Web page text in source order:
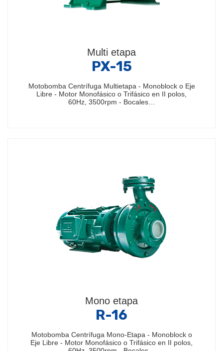
Multi etapa
PX-15
Motobomba Centrífuga Multietapa - Monoblock o Eje
Libre - Motor Monofásico o Trifásico en II polos,
60Hz, 3500rpm - Bocales…
Mono etapa
R-16
Motobomba Centrífuga Mono-Etapa - Monoblock o
Eje Libre - Motor Monofásico o Trifásico en II polos,